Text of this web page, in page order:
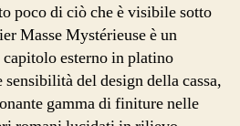
poco di ciò che è visibile sotto
Masse Mystérieuse è un
esterno in platino
del design della cassa,
gamma di finiture nelle